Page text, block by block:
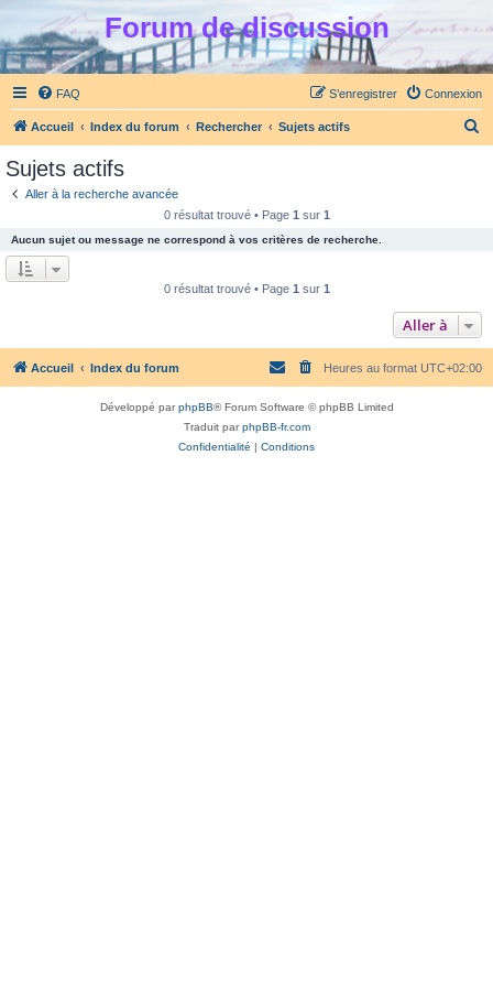
Forum de discussion
FAQ Connexion
S’enregistrer
Accueil Index du forum Rechercher Sujets actifs
e
r
Sujets actifs
Aller à la recherche avancée
0 résultat trouvé • Page 1 sur 1
Aucun sujet ou message ne correspond à vos critères de recherche.
0 résultat trouvé • Page 1 sur 1
Aller à
Accueil Index du forum Heures au format UTC+02:00
Développé parphpBB® Forum Software © phpBB Limited
Traduit parphpBB-fr.com
Confidentialité | Conditions